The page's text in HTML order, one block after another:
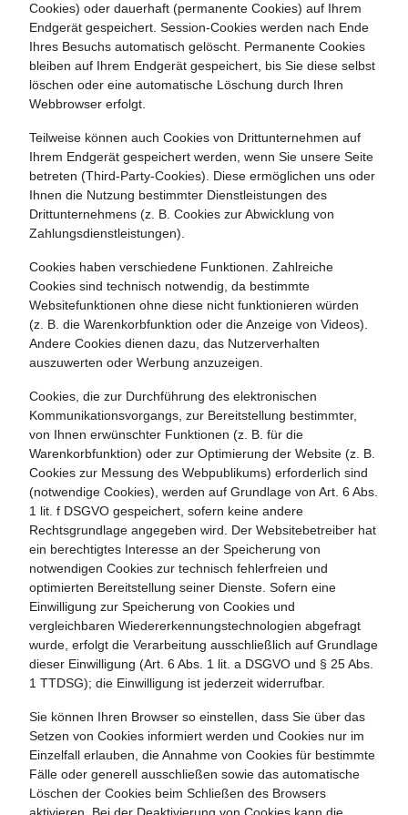
Cookies) oder dauerhaft (permanente Cookies) auf Ihrem
Endgerät gespeichert. Session-Cookies werden nach Ende
Ihres Besuchs automatisch gelöscht. Permanente Cookies
bleiben auf Ihrem Endgerät gespeichert, bis Sie diese selbst
löschen oder eine automatische Löschung durch Ihren
Webbrowser erfolgt.
Teilweise können auch Cookies von Drittunternehmen auf
Ihrem Endgerät gespeichert werden, wenn Sie unsere Seite
betreten (Third-Party-Cookies). Diese ermöglichen uns oder
Ihnen die Nutzung bestimmter Dienstleistungen des
Drittunternehmens (z. B. Cookies zur Abwicklung von
Zahlungsdienstleistungen).
Cookies haben verschiedene Funktionen. Zahlreiche
Cookies sind technisch notwendig, da bestimmte
Websitefunktionen ohne diese nicht funktionieren würden
(z. B. die Warenkorbfunktion oder die Anzeige von Videos).
Andere Cookies dienen dazu, das Nutzerverhalten
auszuwerten oder Werbung anzuzeigen.
Cookies, die zur Durchführung des elektronischen
Kommunikationsvorgangs, zur Bereitstellung bestimmter,
von Ihnen erwünschter Funktionen (z. B. für die
Warenkorbfunktion) oder zur Optimierung der Website (z. B.
Cookies zur Messung des Webpublikums) erforderlich sind
(notwendige Cookies), werden auf Grundlage von Art. 6 Abs.
1 lit. f DSGVO gespeichert, sofern keine andere
Rechtsgrundlage angegeben wird. Der Websitebetreiber hat
ein berechtigtes Interesse an der Speicherung von
notwendigen Cookies zur technisch fehlerfreien und
optimierten Bereitstellung seiner Dienste. Sofern eine
Einwilligung zur Speicherung von Cookies und
vergleichbaren Wiedererkennungstechnologien abgefragt
wurde, erfolgt die Verarbeitung ausschließlich auf Grundlage
dieser Einwilligung (Art. 6 Abs. 1 lit. a DSGVO und § 25 Abs.
1 TTDSG); die Einwilligung ist jederzeit widerrufbar.
Sie können Ihren Browser so einstellen, dass Sie über das
Setzen von Cookies informiert werden und Cookies nur im
Einzelfall erlauben, die Annahme von Cookies für bestimmte
Fälle oder generell ausschließen sowie das automatische
Löschen der Cookies beim Schließen des Browsers